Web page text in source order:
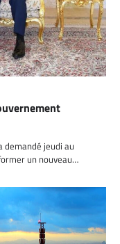
demandé jeudi au
un nouveau…